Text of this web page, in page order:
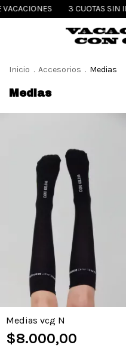
3 CUOTAS SIN
Inicio . Accesorios . Medias
Medias
Medias vcg N
$8.000,00